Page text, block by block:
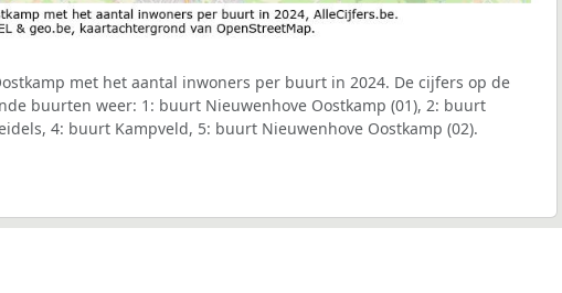
met het aantal inwoners per buurt in 2024. De cijfers op de
buurten weer: 1: buurt Nieuwenhove Oostkamp (01), 2: buurt
4: buurt Kampveld, 5: buurt Nieuwenhove Oostkamp (02).